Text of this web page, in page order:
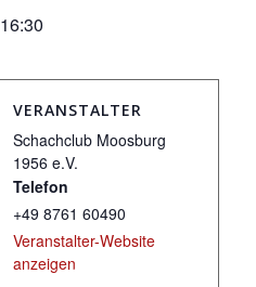
16:30
VERANSTALTER
Schachclub Moosburg
1956 e.V.
Telefon
+49 8761 60490
Veranstalter-Website
anzeigen